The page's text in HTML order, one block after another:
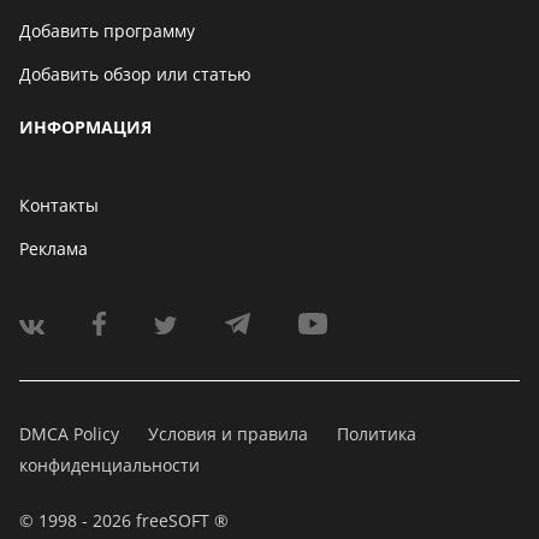
Добавить программу
Добавить обзор или статью
ИНФОРМАЦИЯ
Контакты
Реклама
DMCA Policy Условия и правила
Политика
конфиденциальности
© 1998 - 2026 freeSOFT ®